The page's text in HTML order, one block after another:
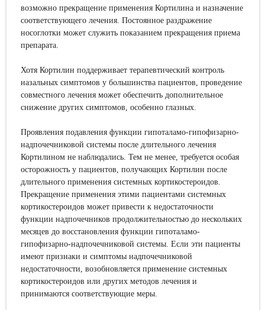
возможно прекращение применения Кортилина и назначение
соответствующего лечения. Постоянное раздражение
носоглотки может служить показанием прекращения приема
препарата.
Хотя Кортилин поддерживает терапевтический контроль
назальных симптомов у большинства пациентов, проведение
совместного лечения может обеспечить дополнительное
снижение других симптомов, особенно глазных.
Проявления подавления функции гипоталамо-гипофизарно-
надпочечниковой системы после длительного лечения
Кортилином не наблюдались. Тем не менее, требуется особая
осторожность у пациентов, получающих Кортилин после
длительного применения системных кортикостероидов.
Прекращение применения этими пациентами системных
кортикостероидов может привести к недостаточности
функции надпочечников продолжительностью до нескольких
месяцев до восстановления функции гипоталамо-
гипофизарно-надпочечниковой системы. Если эти пациенты
имеют признаки и симптомы надпочечниковой
недостаточности, возобновляется применение системных
кортикостероидов или других методов лечения и
принимаются соответствующие меры.